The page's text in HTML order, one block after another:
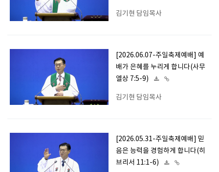
김기현 담임목사
[2026.06.07-주일축제예배] 예
배가 은혜를 누리게 합니다(사무
엘상 7:5-9)
김기현 담임목사
[2026.05.31-주일축제예배] 믿
음은 능력을 경험하게 합니다(히
브리서 11:1-6)